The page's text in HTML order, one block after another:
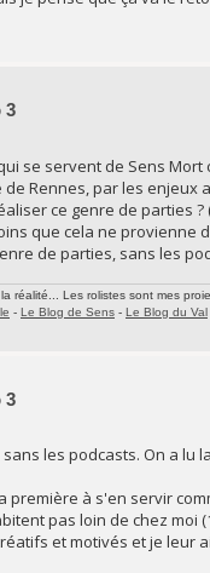
3
se servent de Sens
Rennes, par les
ce genre de parties
que cela ne provienne
de parties, sans les
réalité... Les rolistes sont mes
- Le Blog de Sens - Le Blog du Val
3
les podcasts. On a lu
première à s'en servir
pas loin de chez
et motivés et je leur